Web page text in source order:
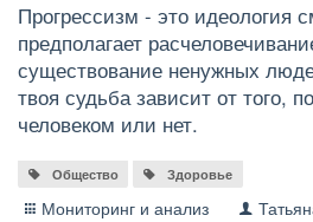
Прогрессизм - это идеология
предполагает
существование ненужных
твоя судьба зависит от того,
человеком или нет.
Общество Здоровье
Мониторинг и анализ